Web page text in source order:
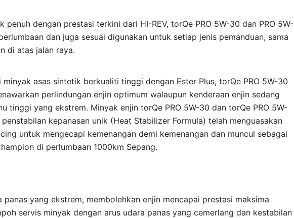
penuh dengan prestasi terkini dari HI-REV, torQe PRO 5W-30 dan PRO 5W-
dan juga sesuai digunakan untuk setiap jenis pemanduan, sama
di atas jalan raya.
asas sintetik berkualiti tinggi dengan Ester Plus, torQe PRO 5W-30
perlindungan enjin optimum walaupun kenderaan enjin sedang
tinggi yang ekstrem. Minyak enjin torQe PRO 5W-30 dan torQe PRO 5W-
kepanasan unik (Heat Stabilizer Formula) telah menguasakan
untuk mengecapi kemenangan demi kemenangan dan muncul sebagai
di perlumbaan 1000km Sepang.
panas yang ekstrem, membolehkan enjin mencapai prestasi maksima
servis minyak dengan arus udara panas yang cemerlang dan kestabilan